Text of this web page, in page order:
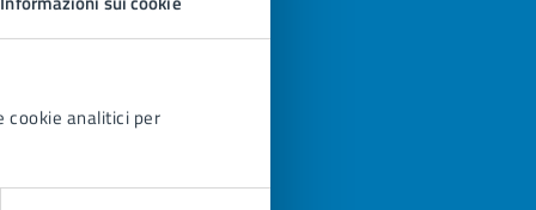
cookie analitici per